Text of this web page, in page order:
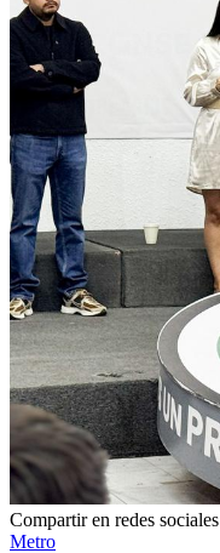
Compartir en redes sociales
Metro